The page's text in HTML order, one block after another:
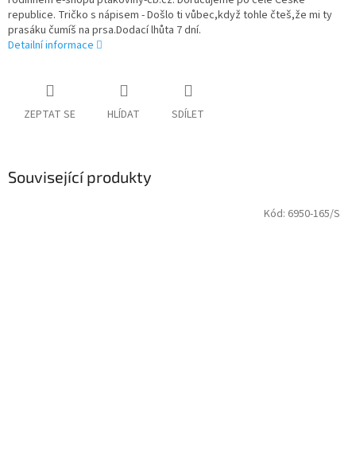
republice. Tričko s nápisem - Došlo ti vůbec,když tohle čteš,že mi ty
prasáku čumíš na prsa.Dodací lhůta 7 dní.
Detailní informace
ZEPTAT SE HLÍDAT SDÍLET
Související produkty
Kód: 6950-165/S